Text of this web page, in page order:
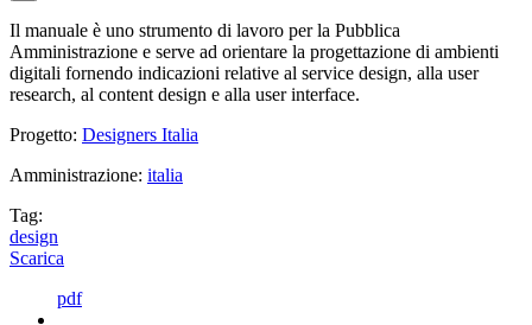
Il manuale è uno strumento di lavoro per la Pubblica
Amministrazione e serve ad orientare la progettazione di ambienti
digitali fornendo indicazioni relative al service design, alla user
research, al content design e alla user interface.
Progetto: Designers Italia
Amministrazione: italia
Tag:
design
Scarica
pdf